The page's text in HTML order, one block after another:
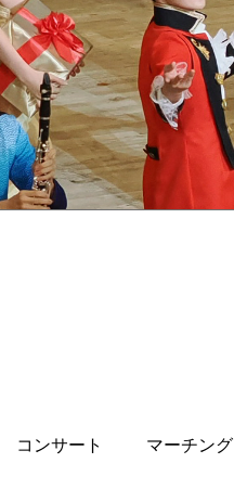
コンサート マーチング